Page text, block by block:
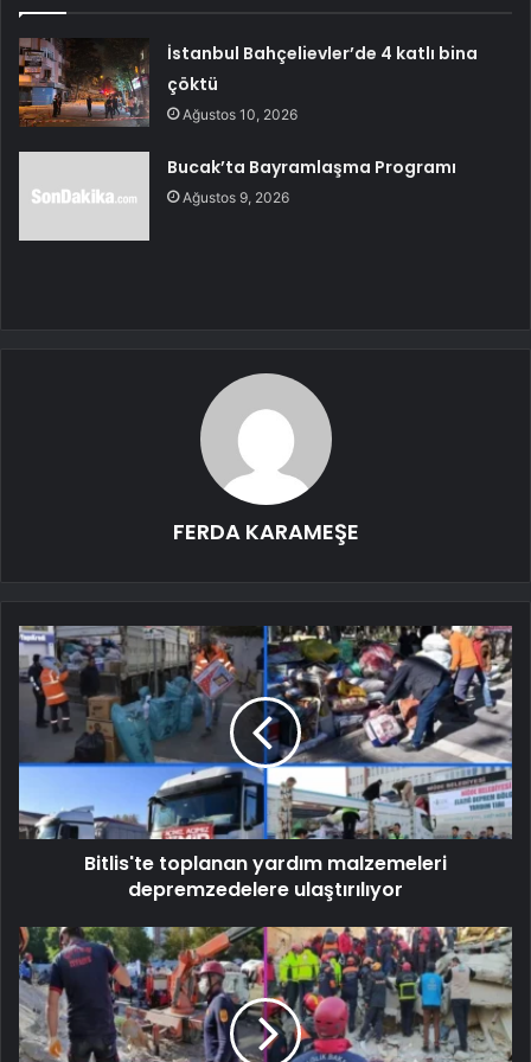
İstanbul Bahçelievler’de 4 katlı bina
çöktü
Ağustos 10, 2026
Bucak’ta Bayramlaşma Programı
Ağustos 9, 2026
FERDA KARAMEŞE
Bitlis'te toplanan yardım malzemeleri
depremzedelere ulaştırılıyor